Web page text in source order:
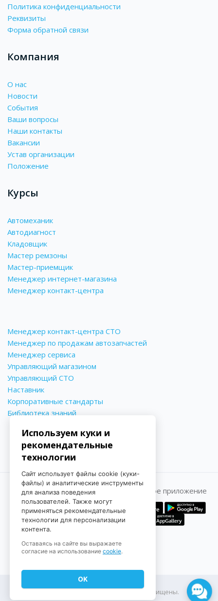
Политика конфиденциальности
Реквизиты
Форма обратной связи
Компания
О нас
Новости
События
Ваши вопросы
Наши контакты
Вакансии
Устав организации
Положение
Курсы
Автомеханик
Автодиагност
Кладовщик
Мастер ремзоны
Мастер-приемщик
Менеджер интернет-магазина
Менеджер контакт-центра
Менеджер контакт-центра СТО
Менеджер по продажам автозапчастей
Менеджер сервиса
Управляющий магазином
Управляющий СТО
Наставник
Корпоративные стандарты
Библиотека знаний
Принимаем к оплате Мобильное приложение
© 2022-2026 ЕвроАвто. Все права защищены.
Используем куки и
рекомендательные
технологии
Сайт использует файлы cookie (куки-
файлы) и аналитические инструменты
для анализа поведения
пользователей. Также могут
применяться рекомендательные
технологии для персонализации
контента.
Оставаясь на сайте вы выражаете
согласие на использование cookie.
OK